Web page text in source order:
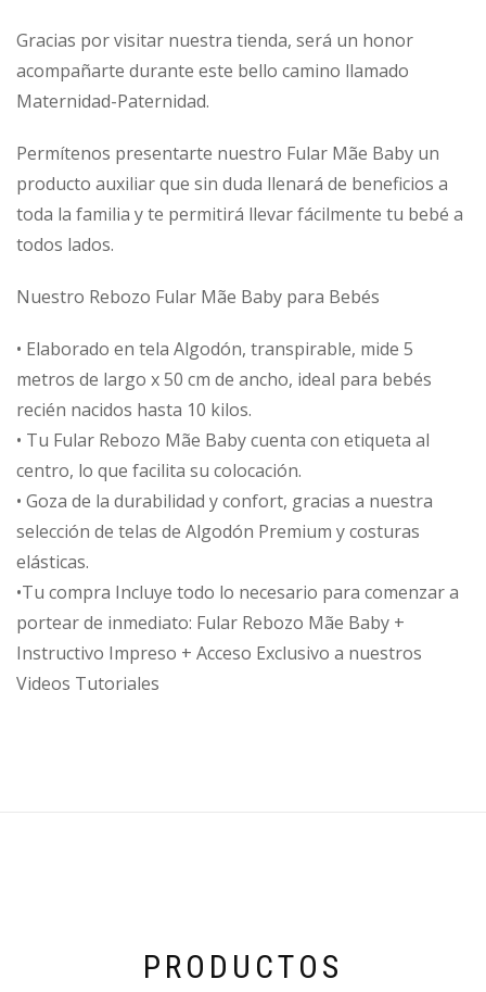
Gracias por visitar nuestra tienda, será un honor
acompañarte durante este bello camino llamado
Maternidad-Paternidad.
Permítenos presentarte nuestro Fular Mãe Baby un
producto auxiliar que sin duda llenará de beneficios a
toda la familia y te permitirá llevar fácilmente tu bebé a
todos lados.
Nuestro Rebozo Fular Mãe Baby para Bebés
• Elaborado en tela Algodón, transpirable, mide 5
metros de largo x 50 cm de ancho, ideal para bebés
recién nacidos hasta 10 kilos.
• Tu Fular Rebozo Mãe Baby cuenta con etiqueta al
centro, lo que facilita su colocación.
• Goza de la durabilidad y confort, gracias a nuestra
selección de telas de Algodón Premium y costuras
elásticas.
•Tu compra Incluye todo lo necesario para comenzar a
portear de inmediato: Fular Rebozo Mãe Baby +
Instructivo Impreso + Acceso Exclusivo a nuestros
Videos Tutoriales
PRODUCTOS